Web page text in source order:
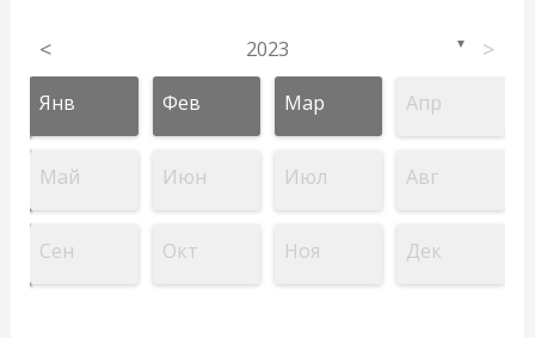
< 2023 ▼ >
Янв Фев Мар Апр
Май Июн Июл Авг
Сен Окт Ноя Дек